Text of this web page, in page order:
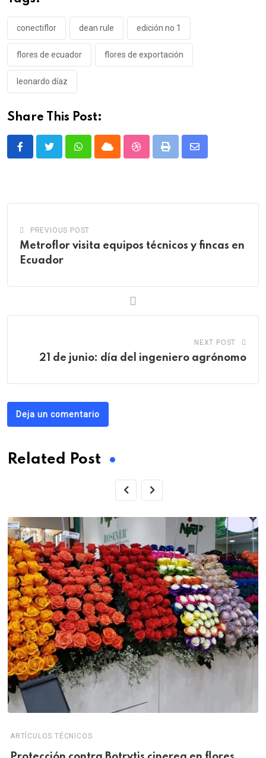
conectiflor dean rule edición no 1
flores de ecuador flores de exportación
leonardo díaz
Share This Post:
WhatsappCloud StumbleUpon
Print
Share
PREVIOUS POST
Metroflor visita equipos técnicos y fincas en
Ecuador
NEXT POST
21 de junio: día del ingeniero agrónomo
Deja un comentario
Related Post
ARTÍCULOS TÉCNICOS